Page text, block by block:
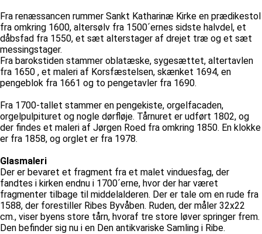
Fra renæssancen rummer Sankt Katharinæ Kirke en prædikestol
fra omkring 1600, altersølv fra 1500´ernes sidste halvdel, et
dåbsfad fra 1550, et sæt alterstager af drejet træ og et sæt
messingstager.
Fra barokstiden stammer oblatæske, sygesættet, altertavlen
fra 1650 , et maleri af Korsfæstelsen, skænket 1694, en
pengeblok fra 1661 og to pengetavler fra 1690.
Fra 1700-tallet stammer en pengekiste, orgelfacaden,
orgelpulpituret og nogle dørfløje. Tårnuret er udført 1802, og
der findes et maleri af Jørgen Roed fra omkring 1850. En klokke
er fra 1858, og orglet er fra 1978.
Glasmaleri
Der er bevaret et fragment fra et malet vinduesfag, der
fandtes i kirken endnu i 1700´erne, hvor der har været
fragmenter tilbage til middelalderen. Der er tale om en rude fra
1588, der forestiller Ribes Byvåben. Ruden, der måler 32x22
cm., viser byens store tårn, hvoraf tre store løver springer frem.
Den befinder sig nu i en Den antikvariske Samling i Ribe.